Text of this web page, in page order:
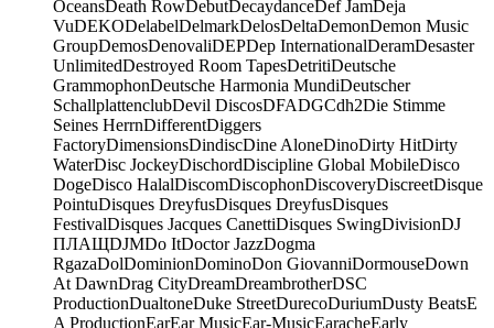
OceansDeath RowDebutDecaydanceDef JamDeja
VuDEKODelabelDelmarkDelosDeltaDemonDemon Music
GroupDemosDenovaliDEPDep InternationalDeramDesaster
UnlimitedDestroyed Room TapesDetritiDeutsche
GrammophonDeutsche Harmonia MundiDeutscher
SchallplattenclubDevil DiscosDFADGCdh2Die Stimme
Seines HerrnDifferentDiggers
FactoryDimensionsDindiscDine AloneDinoDirty HitDirty
WaterDisc JockeyDischordDiscipline Global MobileDisco
DogeDisco HalalDiscomDiscophonDiscoveryDiscreetDisque
PointuDisques DreyfusDisques DreyfusDisques
FestivalDisques Jacques CanettiDisques SwingDivisionDJ
ПЛАЩDJMDo ItDoctor JazzDogma
RgazaDolDominionDominoDon GiovanniDormouseDown
At DawnDrag CityDreamDreambrotherDSC
ProductionDualtoneDuke StreetDurecoDuriumDusty BeatsE
A ProductionEarEar MusicEar-MusicEaracheEarly